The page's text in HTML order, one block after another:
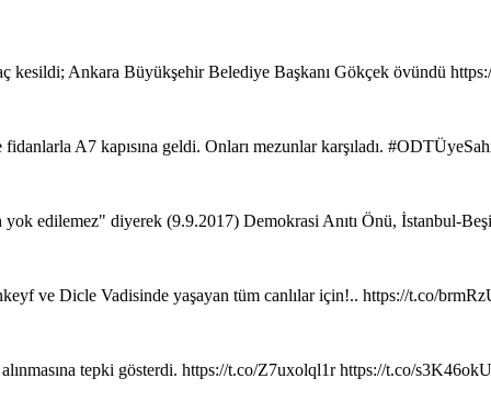
kesildi; Ankara Büyükşehir Belediye Başkanı Gökçek övündü
A7 kapısına geldi. Onları mezunlar karşıladı.
edilemez" diyerek (9.9.2017) Demokrasi Anıtı Önü, İstanbul-
ve Dicle Vadisinde yaşayan tüm canlılar için!.. https://t.co/
tepki gösterdi. https://t.co/Z7uxolql1r https://t.co/